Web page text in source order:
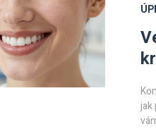
jak